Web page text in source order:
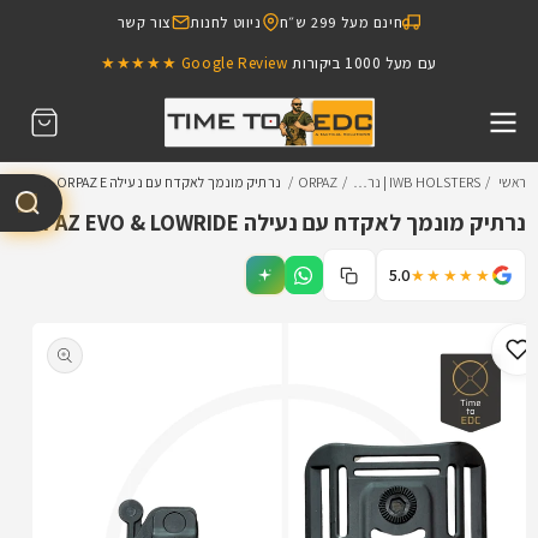
חינם מעל 299 ש״ח ניווט לחנות
צור קשר
עם מעל 1000 ביקורות
Google Review ★★★★★
כאן מכבדים כרטיסי FIGHTER
עגלת
קניות
ראשי IWB HOLSTERS | נר… ORPAZ נרתיק מונמך לאקדח עם נעילה ORPAZ E…
נרתיק מונמך לאקדח עם נעילה ORPAZ EVO & LOWRIDE
★★★★★
5.0
למידע
מוצר